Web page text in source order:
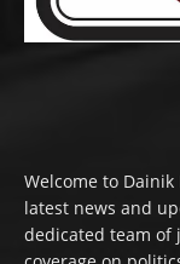
Welcome to
latest news and
dedicated team of